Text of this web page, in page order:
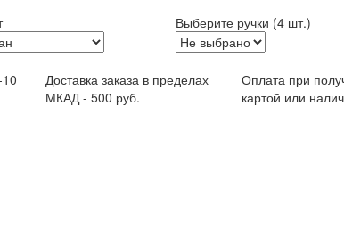
Выберите ручки (4 шт.)
Доставка заказа в пределах
МКАД - 500 руб.
Оплата при
картой или